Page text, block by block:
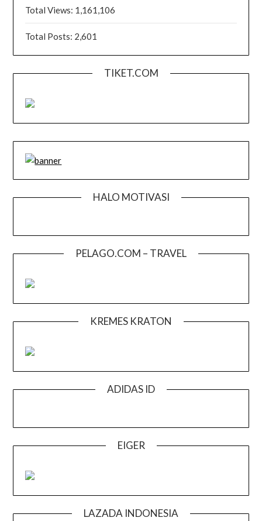
Total Views: 1,161,106
Total Posts: 2,601
TIKET.COM
HALO MOTIVASI
PELAGO.COM – TRAVEL
KREMES KRATON
ADIDAS ID
EIGER
LAZADA INDONESIA